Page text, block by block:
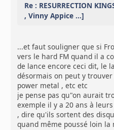
Re : RESURRECTION
, Vinny Appice ...]
...et faut souligner que si
vers le hard FM quand il a
de lance encore ceci dit, le
désormais on peut y
power metal , etc etc
je pense pas qu"on aurait
exemple il y a 20 ans à
, dire qu'ils sortent des
quand même poussé loin la